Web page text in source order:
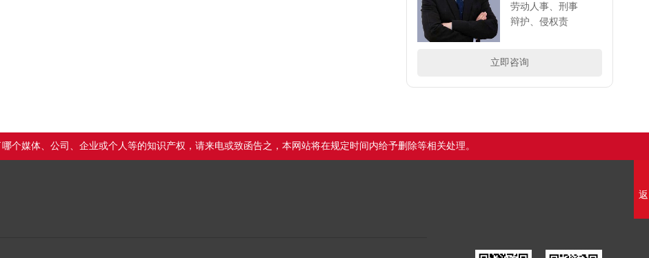
劳动人事、刑事
辩护、侵权责
立即咨询
个媒体、公司、企业或个人等的知识产权，请来电或致函告之，本网站将在规定时间内给予删除等相关处理。